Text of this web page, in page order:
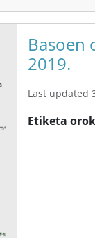
Basoen
2019.
Last updated
Etiketa